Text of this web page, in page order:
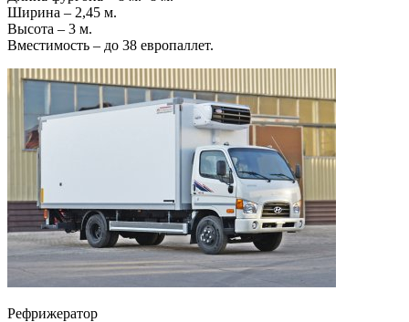
Ширина – 2,45 м.
Высота – 3 м.
Вместимость – до 38 европаллет.
Рефрижератор